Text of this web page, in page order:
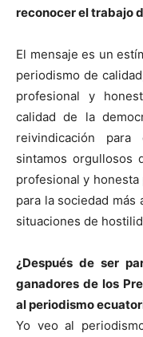
reconocer el trabajo
El mensaje es un
periodismo de
profesional y
calidad de la
reivindicación
sintamos orgullosos
profesional y
para la sociedad
situaciones de
¿Después de ser
ganadores de los
al periodismo
Yo veo al